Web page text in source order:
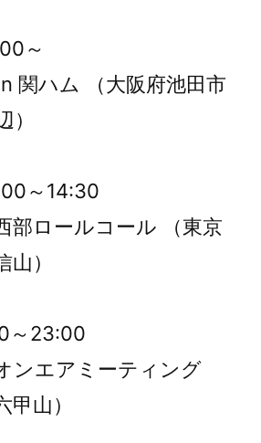
～
関ハム （大阪府池田市
～14:30
部ロールコール （東京
）
～23:00
ンエアミーティング
甲山）